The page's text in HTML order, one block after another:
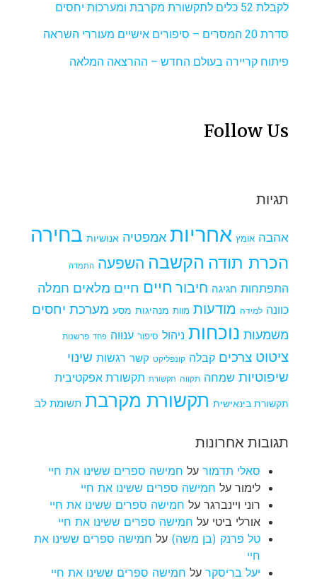
לקבלת 52 כלים לתקשורת מקרבת ומערכות יחסים
סדרת 20 המסרים – סיפורים אישיים מעוררי השראה
פיתוח קריירה בעולם החדש – ההרצאה המלאה
Follow Us
תגיות
אהבה אומץ אחריות אמפטיה אנושיות בחירה
הכרת תודה הקשבה השפעה התמדה
התפתחות חגיגה חיבור חיים חיים מלאים חמלה
כוונה למידה מודעות מוות מנהיגות מסע מערכת יחסים
משמעות נוכחות ניהול סיפור ענווה פחד פרשנות
ציטוט צרכים קבלה קונפליקט קשר רגשות שינוי
שיפוטיות שמחה תקווה תקשורת תקשורת אפקטיבית
תקשורת בינאישית תקשורת מקרבת תשומת לב
תגובות אחרונות
סאלי תדמור על חמישה ספרים ששינו את חיי
לימור על חמישה ספרים ששינו את חיי
רוני ויינברגר על חמישה ספרים ששינו את חיי
אורלי ביטי על חמישה ספרים ששינו את חיי
טל פרנק (בן משה) על חמישה ספרים ששינו את
חיי
יעל בריסקר על חמישה ספרים ששינו את חיי